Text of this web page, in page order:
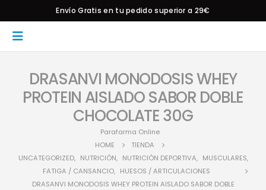
Envío Gratis en tu pedido superior a 29€
DRASANVI MONODOSIS WHEY
PROTEIN AISLADO SABOR DOBLE
CHOCOLATE 30G
Parafarma Online
HOME
TIENDA
UNCATEGORIZED, NUTRICIÓN, NUTRICIÓN DEPORTIVA, MUSCULARES,
FATIGA / CANSANCIO, HUESOS / ARTICULACIONES
DRASANVI MONODOSIS WHEY PROTEIN AISLADO SABOR DOBLE